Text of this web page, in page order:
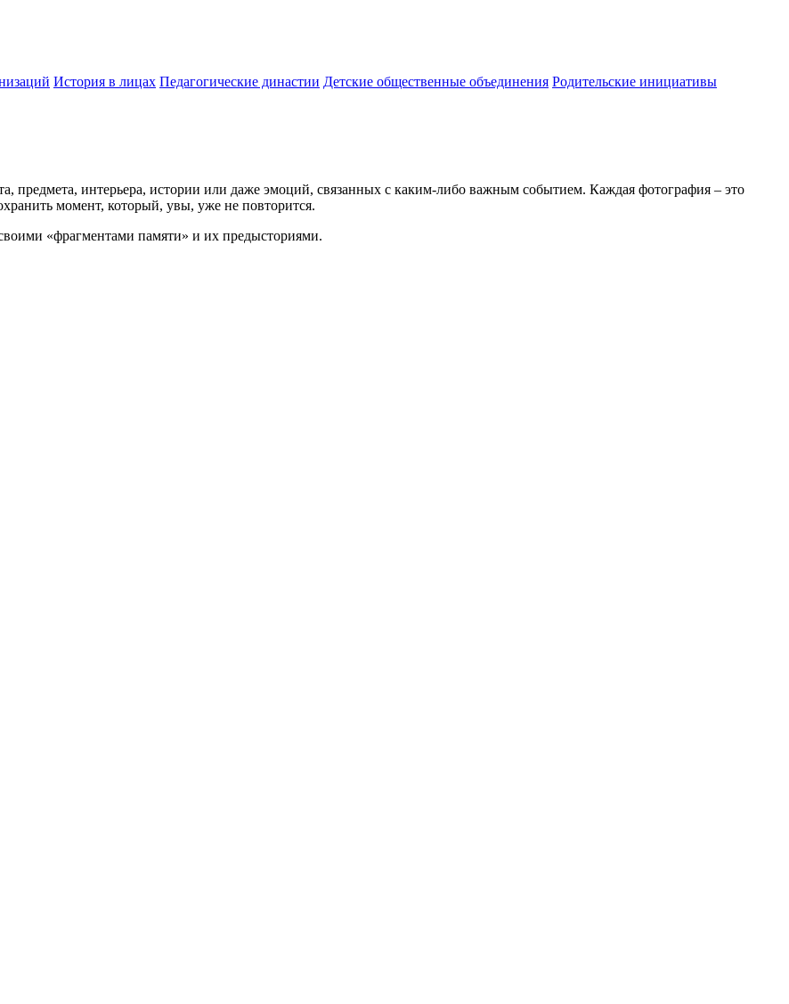
История в лицах Педагогические династии Детские общественные объединения Родительские инициативы
предмета, интерьера, истории или даже эмоций, связанных с каким-либо важным событием. Каждая фотография – это
момент, который, увы, уже не повторится.
«фрагментами памяти» и их предысториями.